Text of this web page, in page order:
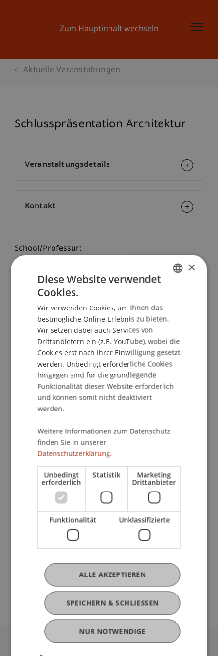
Zum Hauptinhalt wechseln
Aktuelle Veranstaltungen
Schlusspräsentation Architektur
School/Professur:
Architektur
Das Institut für Architektur und Raumentwicklung
lädt Sie herzlich zur Schlusspräsentationen der
Semesterarbeiten und Thesispräsentaionen des
Bachelor- und Masterstudiengangs Architektur
Zeitplan:
Mittwoch
3.-6. Semester Bachelor
Donnerstag
1. Semester Bachelor
Bachelorthesis
1.-2. Semester Master
Es würde uns sehr freuen, Sie an einem dieser
Tage an der Universität Liechtenstein begrüssen
zu dürfen.
Veranstaltungsdetails
Kontakt
×
Diese Website verwendet
Cookies.
Wir verwenden Cookies, um Ihnen das
bestmögliche Online-Erlebnis zu bieten.
Wir setzen dabei auch Services von
Drittanbietern ein (z.B. YouTube), wobei die
Cookies erst nach Ihrer Einwilligung gesetzt
werden. Unbedingt erforderliche Cookies
hingegen sind für die grundlegende
Funktionalität dieser Website erforderlich
und können somit nicht deaktiviert
werden.
Weitere Informationen zum Datenschutz
finden Sie in unserer
Datenschutzerklärung.
Unbedingt
erforderlich
Statistik Marketing
Drittanbieter
Funktionalität Unklassifizierte
SPEICHERN & SCHLIESSEN
ALLE AKZEPTIEREN
NUR NOTWENDIGE